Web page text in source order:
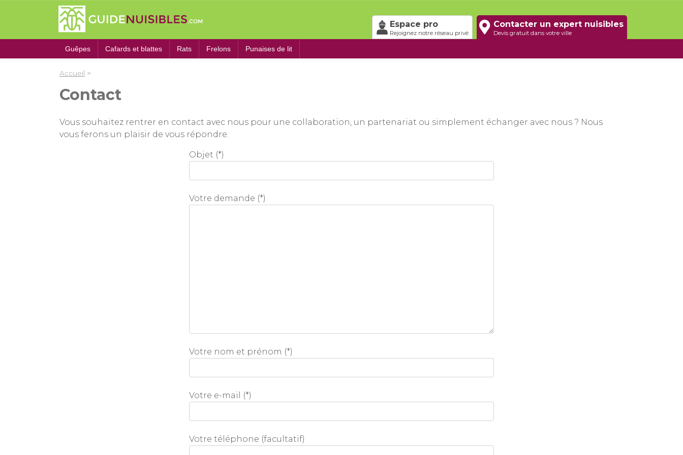
Espace pro
Rejoignez notre réseau privé
Contacter un expert nuisibles
Devis gratuit dans votre ville
Guêpes Cafards et blattes Rats Frelons Punaises de lit
Accueil >
Contact
Vous souhaitez rentrer en contact avec nous pour une collaboration, un partenariat ou simplement échanger avec nous ? Nous
vous ferons un plaisir de vous répondre.
Objet (*)
Votre demande (*)
Votre nom et prénom (*)
Votre e-mail (*)
Votre téléphone (facultatif)